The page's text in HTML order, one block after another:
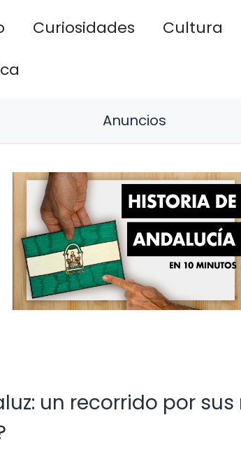
Curiosidades Cultura
Anuncios
un recorrido por